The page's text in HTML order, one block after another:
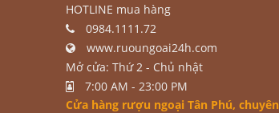
HOTLINE mua hàng
0984.1111.72
www.ruoungoai24h.com
Mở cửa: Thứ 2 - Chủ nhật
7:00 AM - 23:00 PM
Cửa hàng rượu ngoại Tân Phú, chuyên